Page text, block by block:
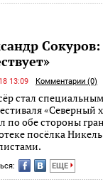
13:09 Комментарии (0)
стал
«Северный
по обе стороны
посёлка
ЕЩЕ